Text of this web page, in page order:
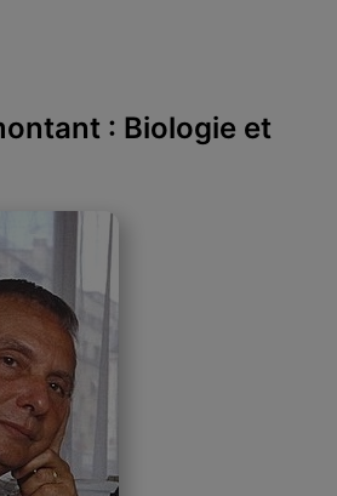
: Biologie et